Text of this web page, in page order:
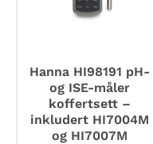
Hanna HI98191 pH-
og ISE-måler
koffertsett –
inkludert HI7004M
og HI7007M